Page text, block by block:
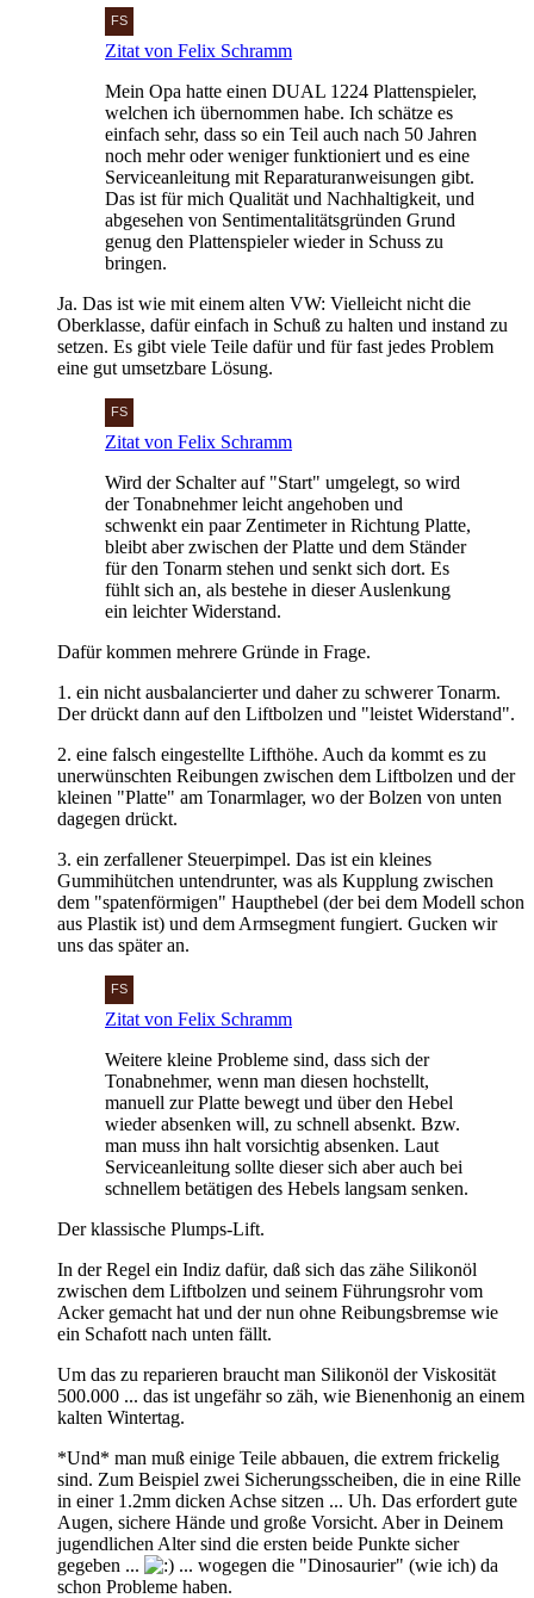
Zitat von Felix Schramm
Mein Opa hatte einen DUAL 1224 Plattenspieler,
welchen ich übernommen habe. Ich schätze es
einfach sehr, dass so ein Teil auch nach 50 Jahren
noch mehr oder weniger funktioniert und es eine
Serviceanleitung mit Reparaturanweisungen gibt.
Das ist für mich Qualität und Nachhaltigkeit, und
abgesehen von Sentimentalitätsgründen Grund
genug den Plattenspieler wieder in Schuss zu
bringen.
Ja. Das ist wie mit einem alten VW: Vielleicht nicht die
Oberklasse, dafür einfach in Schuß zu halten und instand zu
setzen. Es gibt viele Teile dafür und für fast jedes Problem
eine gut umsetzbare Lösung.
Zitat von Felix Schramm
Wird der Schalter auf "Start" umgelegt, so wird
der Tonabnehmer leicht angehoben und
schwenkt ein paar Zentimeter in Richtung Platte,
bleibt aber zwischen der Platte und dem Ständer
für den Tonarm stehen und senkt sich dort. Es
fühlt sich an, als bestehe in dieser Auslenkung
ein leichter Widerstand.
Dafür kommen mehrere Gründe in Frage.
1. ein nicht ausbalancierter und daher zu schwerer Tonarm.
Der drückt dann auf den Liftbolzen und "leistet Widerstand".
2. eine falsch eingestellte Lifthöhe. Auch da kommt es zu
unerwünschten Reibungen zwischen dem Liftbolzen und der
kleinen "Platte" am Tonarmlager, wo der Bolzen von unten
dagegen drückt.
3. ein zerfallener Steuerpimpel. Das ist ein kleines
Gummihütchen untendrunter, was als Kupplung zwischen
dem "spatenförmigen" Haupthebel (der bei dem Modell schon
aus Plastik ist) und dem Armsegment fungiert. Gucken wir
uns das später an.
Zitat von Felix Schramm
Weitere kleine Probleme sind, dass sich der
Tonabnehmer, wenn man diesen hochstellt,
manuell zur Platte bewegt und über den Hebel
wieder absenken will, zu schnell absenkt. Bzw.
man muss ihn halt vorsichtig absenken. Laut
Serviceanleitung sollte dieser sich aber auch bei
schnellem betätigen des Hebels langsam senken.
Der klassische Plumps-Lift.
In der Regel ein Indiz dafür, daß sich das zähe Silikonöl
zwischen dem Liftbolzen und seinem Führungsrohr vom
Acker gemacht hat und der nun ohne Reibungsbremse wie
ein Schafott nach unten fällt.
Um das zu reparieren braucht man Silikonöl der Viskosität
500.000 ... das ist ungefähr so zäh, wie Bienenhonig an einem
kalten Wintertag.
*Und* man muß einige Teile abbauen, die extrem frickelig
sind. Zum Beispiel zwei Sicherungsscheiben, die in eine Rille
in einer 1.2mm dicken Achse sitzen ... Uh. Das erfordert gute
Augen, sichere Hände und große Vorsicht. Aber in Deinem
jugendlichen Alter sind die ersten beide Punkte sicher
gegeben ...
... wogegen die "Dinosaurier" (wie ich) da
schon Probleme haben.